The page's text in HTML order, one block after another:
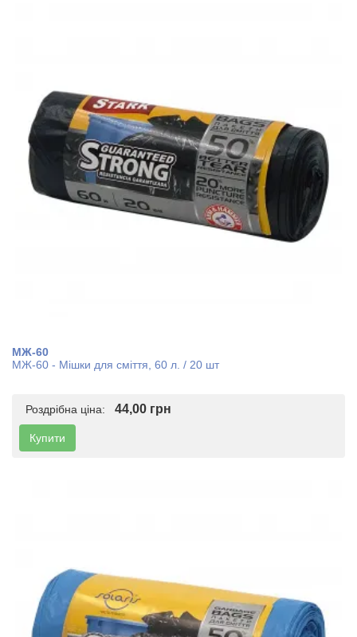
МЖ-60
МЖ-60 - Мішки для сміття, 60 л. / 20 шт
Роздрібна ціна: 44,00 грн
Купити